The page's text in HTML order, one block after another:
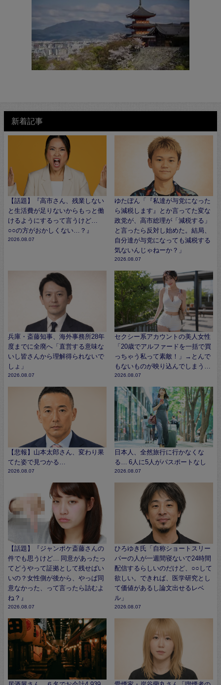
新着記事
【話題】『高市さん、残業しない
と生活費が足りないからもっと働
けるようにするって言うけど…
○○の方がおかしくない…？』
2026.08.07
ゆたぼん「『私達が与党になった
ら減税します』とか言ってた変な
政党が、高市総理が「減税する」
と言ったら反対し始めた。結局、
自分達が与党になっても減税する
気ないんじゃねーか？」
2026.08.07
兵庫・斎藤知事、海外事務所28年
度までに全廃へ「直営する意味な
いし皆さんから理解得られないで
しょ」
2026.08.07
セクシー系アカウントの美人女性
「20歳でアルファードを一括で買
っちゃう私って素敵！」→とんで
もないものが映り込んでしまう…
2026.08.07
【悲報】山本太郎さん、変わり果
てた姿で見つかる…
2026.08.07
日本人、全然旅行に行かなくな
る… 6人に5人がパスポートなし
2026.08.07
【話題】『ジャンポケ斎藤さんの
件でも思うけど… 同意があったっ
てどうやって証拠として残せばい
いの？女性側が後から、やっぱ同
意なかった、って言ったら詰むよ
ね？』
2026.08.07
ひろゆき氏「自称ショートスリー
パーの人が一週間寝ないで24時間
配信するらしいのだけど、○○して
欲しい。できれば、医学研究とし
て価値があるし論文出せるレベ
ル」
2026.08.07